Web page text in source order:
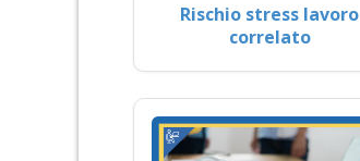
Rischio stress lavoro
correlato